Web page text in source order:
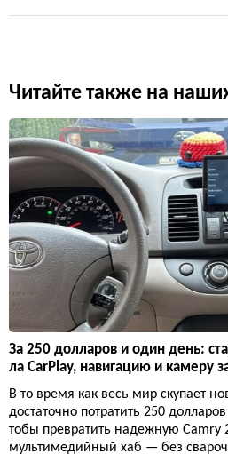
Читайте также на
За 250 долларов и один день:
ла CarPlay, навигацию и камеру
В то время как весь мир скупает
достаточно потратить 250
тобы превратить надежную Camry
мультимедийный хаб — без